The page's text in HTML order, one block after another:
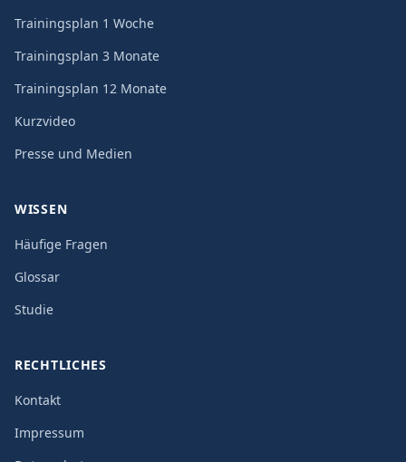
Trainingsplan 1 Woche
Trainingsplan 3 Monate
Trainingsplan 12 Monate
Kurzvideo
Presse und Medien
WISSEN
Häufige Fragen
Glossar
Studie
RECHTLICHES
Kontakt
Impressum